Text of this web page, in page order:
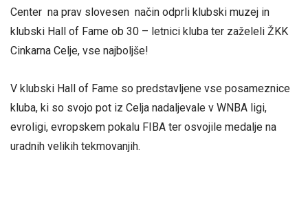
Center na prav slovesen način odprli klubski muzej in
klubski Hall of Fame ob 30 – letnici kluba ter zaželeli ŽKK
Cinkarna Celje, vse najboljše!
V klubski Hall of Fame so predstavljene vse posameznice
kluba, ki so svojo pot iz Celja nadaljevale v WNBA ligi,
evroligi, evropskem pokalu FIBA ter osvojile medalje na
uradnih velikih tekmovanjih.